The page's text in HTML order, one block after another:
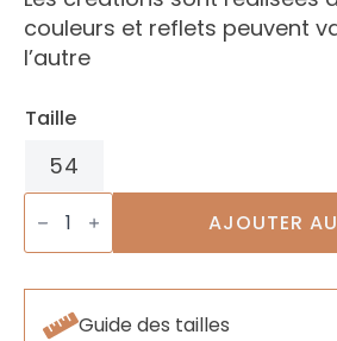
couleurs et reflets peuvent
l’autre
Taille
54
quantité
de
Bague
Marquise
AJOUTER
Guide des tailles